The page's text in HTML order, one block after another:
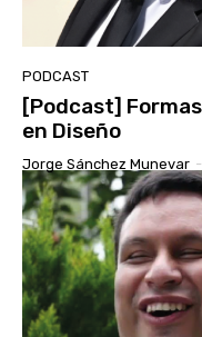
PODCAST
[Podcast]
en Diseño
Jorge Sánchez Munevar -